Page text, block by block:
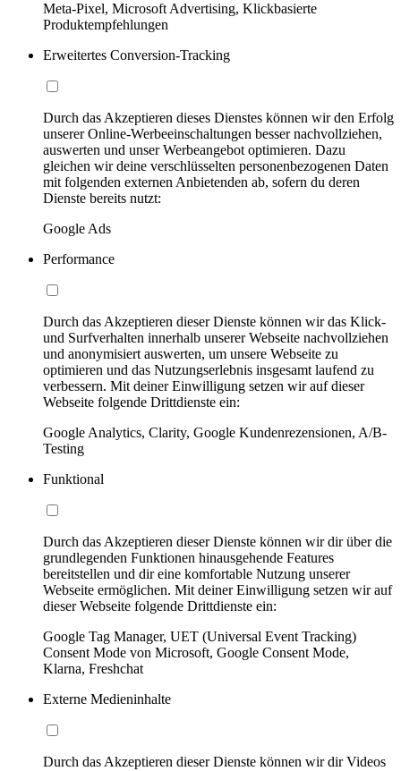
Meta-Pixel, Microsoft Advertising, Klickbasierte
Produktempfehlungen
Erweitertes Conversion-Tracking
Durch das Akzeptieren dieses Dienstes können wir den Erfolg
unserer Online-Werbeeinschaltungen besser nachvollziehen,
auswerten und unser Werbeangebot optimieren. Dazu
gleichen wir deine verschlüsselten personenbezogenen Daten
mit folgenden externen Anbietenden ab, sofern du deren
Dienste bereits nutzt:
Google Ads
Performance
Durch das Akzeptieren dieser Dienste können wir das Klick-
und Surfverhalten innerhalb unserer Webseite nachvollziehen
und anonymisiert auswerten, um unsere Webseite zu
optimieren und das Nutzungserlebnis insgesamt laufend zu
verbessern. Mit deiner Einwilligung setzen wir auf dieser
Webseite folgende Drittdienste ein:
Google Analytics, Clarity, Google Kundenrezensionen, A/B-
Testing
Funktional
Durch das Akzeptieren dieser Dienste können wir dir über die
grundlegenden Funktionen hinausgehende Features
bereitstellen und dir eine komfortable Nutzung unserer
Webseite ermöglichen. Mit deiner Einwilligung setzen wir auf
dieser Webseite folgende Drittdienste ein:
Google Tag Manager, UET (Universal Event Tracking)
Consent Mode von Microsoft, Google Consent Mode,
Klarna, Freshchat
Externe Medieninhalte
Durch das Akzeptieren dieser Dienste können wir dir Videos